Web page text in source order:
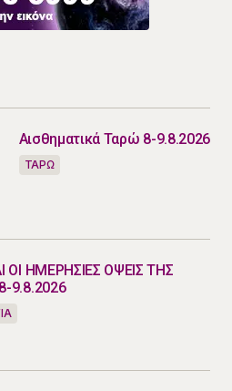
Αισθηματικά Ταρώ 8-9.8.2026
ΤΑΡΩ
ΟΙ ΗΜΕΡΗΣΙΕΣ ΟΨΕΙΣ ΤΗΣ
9.8.2026